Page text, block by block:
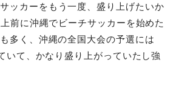
ッカーをもう一度、盛り上げたいか
前に沖縄でビーチサッカーを始めた
多く、沖縄の全国大会の予選には
いて、かなり盛り上がっていたし強